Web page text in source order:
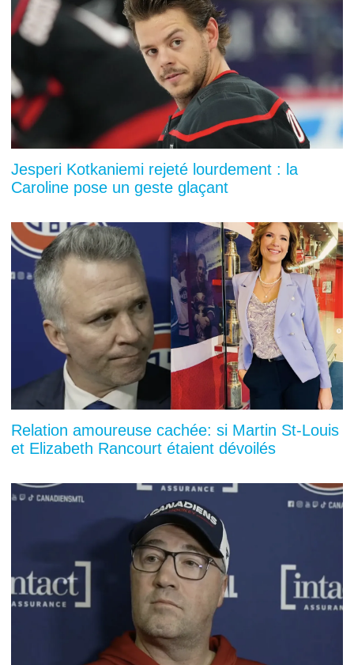
Jesperi Kotkaniemi rejeté lourdement : la
Caroline pose un geste glaçant
Relation amoureuse cachée: si Martin St-Louis
et Elizabeth Rancourt étaient dévoilés